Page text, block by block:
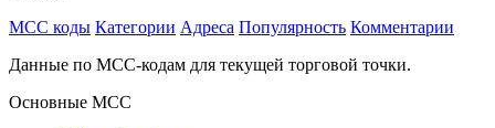
MCC коды Категории Адреса Популярность Комментарии
Данные по MCC-кодам для текущей торговой точки.
Основные MCC